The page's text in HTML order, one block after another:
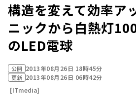
構造を変えて効率ア
ニックから白熱灯
のLED電球
公開 2013年08月26日 18時45分
更新 2013年08月26日 06時42分
[ITmedia]